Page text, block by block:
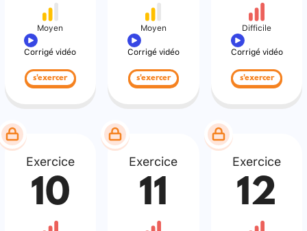
Moyen
Corrigé vidéo
s'exercer
Moyen
Corrigé vidéo
s'exercer
Difficile
Corrigé vidéo
s'exercer
Exercice
10
Exercice
11
Exercice
12